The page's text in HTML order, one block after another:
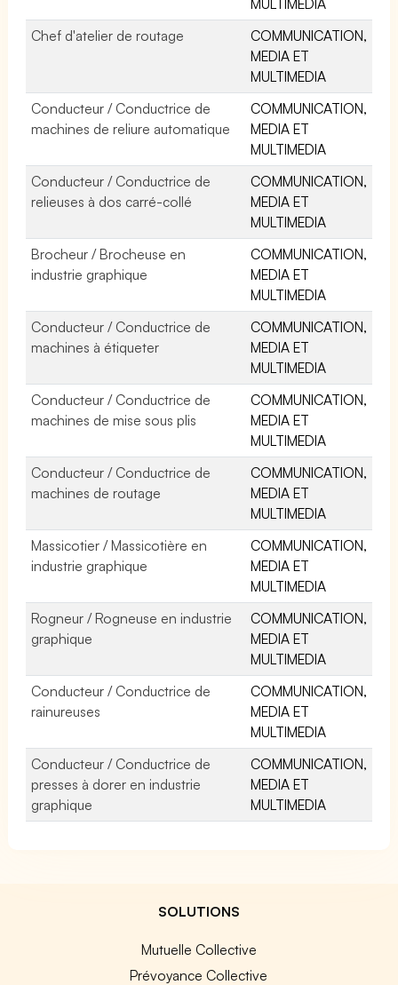
Chef d'atelier de routage
COMMUNICATION,
MEDIA ET
MULTIMEDIA
Conducteur / Conductrice de
machines de reliure automatique
COMMUNICATION,
MEDIA ET
MULTIMEDIA
Conducteur / Conductrice de
relieuses à dos carré-collé
COMMUNICATION,
MEDIA ET
MULTIMEDIA
Brocheur / Brocheuse en
industrie graphique
COMMUNICATION,
MEDIA ET
MULTIMEDIA
Conducteur / Conductrice de
machines à étiqueter
COMMUNICATION,
MEDIA ET
MULTIMEDIA
Conducteur / Conductrice de
machines de mise sous plis
COMMUNICATION,
MEDIA ET
MULTIMEDIA
Conducteur / Conductrice de
machines de routage
COMMUNICATION,
MEDIA ET
MULTIMEDIA
Massicotier / Massicotière en
industrie graphique
COMMUNICATION,
MEDIA ET
MULTIMEDIA
Rogneur / Rogneuse en industrie
graphique
COMMUNICATION,
MEDIA ET
MULTIMEDIA
Conducteur / Conductrice de
rainureuses
COMMUNICATION,
MEDIA ET
MULTIMEDIA
Conducteur / Conductrice de
presses à dorer en industrie
graphique
COMMUNICATION,
MEDIA ET
MULTIMEDIA
SOLUTIONS
Mutuelle Collective
Prévoyance Collective